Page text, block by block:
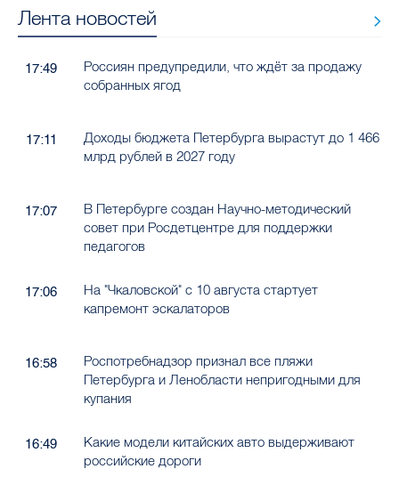
Лента новостей
17:49
Россиян предупредили, что ждёт за продажу
собранных ягод
17:11
Доходы бюджета Петербурга вырастут до 1 466
млрд рублей в 2027 году
17:07
В Петербурге создан Научно-методический
совет при Росдетцентре для поддержки
педагогов
17:06
На "Чкаловской" с 10 августа стартует
капремонт эскалаторов
16:58
Роспотребнадзор признал все пляжи
Петербурга и Ленобласти непригодными для
купания
16:49
Какие модели китайских авто выдерживают
российские дороги